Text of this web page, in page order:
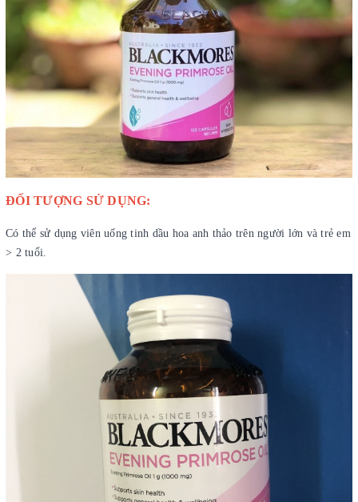
ĐỐI TƯỢNG SỬ DỤNG:
Có thể sử dụng viên uống tinh dầu hoa anh thảo trên người lớn và trẻ em
> 2 tuổi.